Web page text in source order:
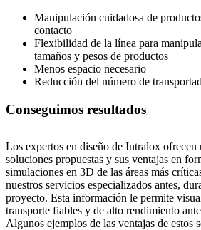
Manipulación cuidadosa de
contacto
Flexibilidad de la línea para
tamaños y pesos de productos
Menos espacio necesario
Reducción del número de
Conseguimos resultados
Los expertos en diseño de Intralox ofrecen
soluciones propuestas y sus ventajas en
simulaciones en 3D de las áreas más
nuestros servicios especializados antes,
proyecto. Esta información le permite
transporte fiables y de alto rendimiento
Algunos ejemplos de las ventajas de estos